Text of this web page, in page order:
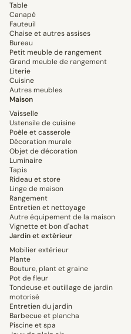
Table
Canapé
Fauteuil
Chaise et autres assises
Bureau
Petit meuble de rangement
Grand meuble de rangement
Literie
Cuisine
Autres meubles
Maison
Vaisselle
Ustensile de cuisine
Poêle et casserole
Décoration murale
Objet de décoration
Luminaire
Tapis
Rideau et store
Linge de maison
Rangement
Entretien et nettoyage
Autre équipement de la maison
Vignette et bon d'achat
Jardin et extérieur
Mobilier extérieur
Plante
Bouture, plant et graine
Pot de fleur
Tondeuse et outillage de jardin
motorisé
Entretien du jardin
Barbecue et plancha
Piscine et spa